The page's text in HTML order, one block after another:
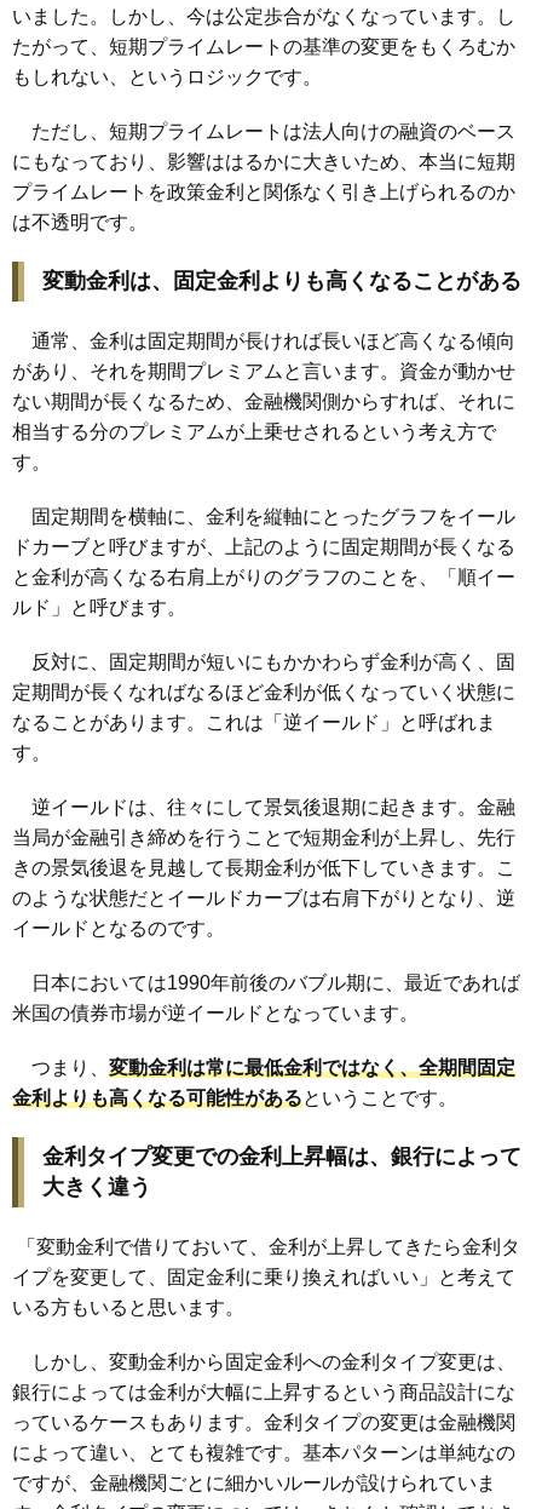
いました。しかし、今は公定歩合がなくなっています。し
たがって、短期プライムレートの基準の変更をもくろむか
もしれない、というロジックです。
ただし、短期プライムレートは法人向けの融資のベース
にもなっており、影響ははるかに大きいため、本当に短期
プライムレートを政策金利と関係なく引き上げられるのか
は不透明です。
変動金利は、固定金利よりも高くなることがある
通常、金利は固定期間が長ければ長いほど高くなる傾向
があり、それを期間プレミアムと言います。資金が動かせ
ない期間が長くなるため、金融機関側からすれば、それに
相当する分のプレミアムが上乗せされるという考え方で
す。
固定期間を横軸に、金利を縦軸にとったグラフをイール
ドカーブと呼びますが、上記のように固定期間が長くなる
と金利が高くなる右肩上がりのグラフのことを、「順イー
ルド」と呼びます。
反対に、固定期間が短いにもかかわらず金利が高く、固
定期間が長くなればなるほど金利が低くなっていく状態に
なることがあります。これは「逆イールド」と呼ばれま
す。
逆イールドは、往々にして景気後退期に起きます。金融
当局が金融引き締めを行うことで短期金利が上昇し、先行
きの景気後退を見越して長期金利が低下していきます。こ
のような状態だとイールドカーブは右肩下がりとなり、逆
イールドとなるのです。
日本においては1990年前後のバブル期に、最近であれば
米国の債券市場が逆イールドとなっています。
つまり、 変動金利は常に最低金利ではなく、全期間固定
金利よりも高くなる可能性があるということです。
金利タイプ変更での金利上昇幅は、銀行によって
大きく違う
「変動金利で借りておいて、金利が上昇してきたら金利タ
イプを変更して、固定金利に乗り換えればいい」と考えて
いる方もいると思います。
しかし、変動金利から固定金利への金利タイプ変更は、
銀行によっては金利が大幅に上昇するという商品設計にな
っているケースもあります。金利タイプの変更は金融機関
によって違い、とても複雑です。基本パターンは単純なの
ですが、金融機関ごとに細かいルールが設けられていま